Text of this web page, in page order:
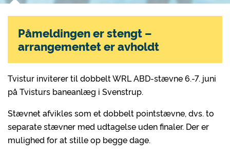
Tvistur inviterer til dobbelt WRL ABD-stævne 6.-7. juni
på Tvisturs baneanlæg i Svenstrup.
Stævnet afvikles som et dobbelt pointstævne, dvs. to
separate stævner med udtagelse uden finaler. Der er
mulighed for at stille op begge dage.
Påmeldingen er stengt –
arrangementet er avholdt